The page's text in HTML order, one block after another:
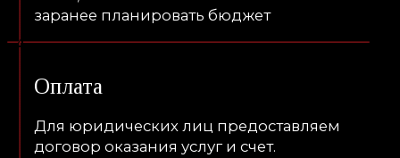
УЗНАТЬ ПОДРОБНЕЕ О ТРЕНИНГЕ